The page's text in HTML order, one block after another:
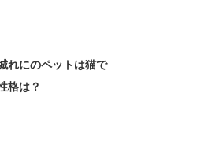
れにのペットは猫で
格は？